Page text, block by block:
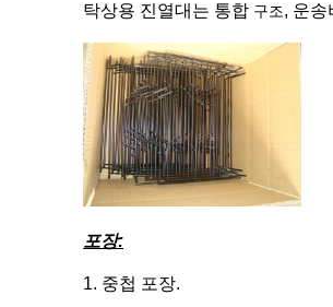
탁상용 진열대는 통합 구조, 운송
포장:
1. 중첩 포장.